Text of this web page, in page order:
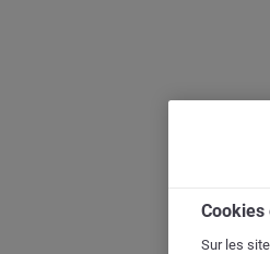
Cookies
Sur les